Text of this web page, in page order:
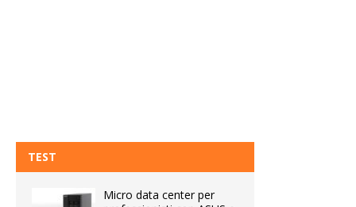
TEST
Micro data center per